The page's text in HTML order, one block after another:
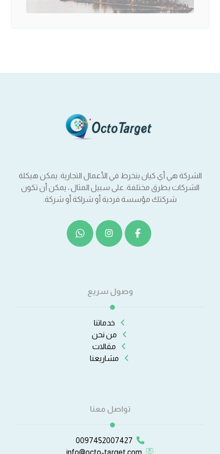
الشركة هي أي كيان ينخرط في الأعمال التجارية. يمكن هيكلة
الشركات بطرق مختلفة. على سبيل المثال ، يمكن أن تكون
شركتك مؤسسة فردية أو شراكة أو شركة.
وصول سريع
خدماتنا
من نحن
مقالات
مشاريعنا
تواصل معنا
0097452007427
info@octo-target.com